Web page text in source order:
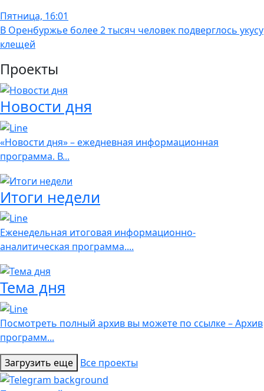
Пятница, 16:01
В Оренбуржье более 2 тысяч человек подверглось укусу
клещей
Проекты
Новости дня
«Новости дня» – ежедневная информационная
программа. В...
Итоги недели
Еженедельная итоговая информационно-
аналитическая программа....
Тема дня
Посмотреть полный архив вы можете по ссылке – Архив
программ...
Загрузить еще Все проекты